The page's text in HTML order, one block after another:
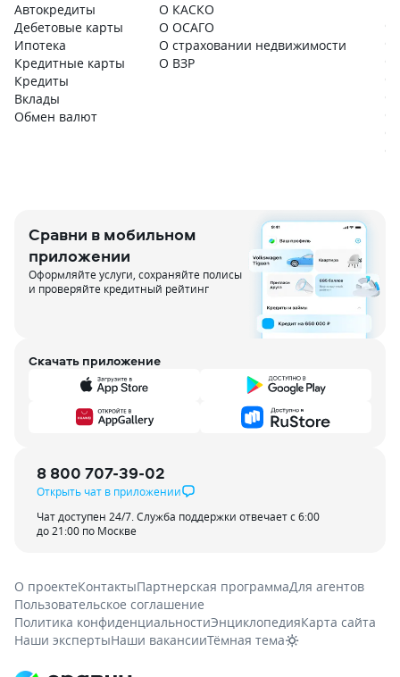
Автокредиты
Дебетовые карты
Ипотека
Кредитные карты
Кредиты
Вклады
Обмен валют
О КАСКО
О ОСАГО
О страховании недвижимости
О ВЗР
О
О
О
О
О
О
О
О
Сравни в мобильном
приложении
Оформляйте услуги, сохраняйте полисы
и проверяйте кредитный рейтинг
Скачать приложение
8 800 707-39-02
Открыть чат в приложении
Чат доступен 24/7. Служба поддержки отвечает с 6:00
до 21:00 по Москве
О проектеКонтактыПартнерская программаДля агентов
Пользовательское соглашение
Политика конфиденциальностиЭнциклопедияКарта сайта
Наши экспертыНаши вакансииТёмная тема